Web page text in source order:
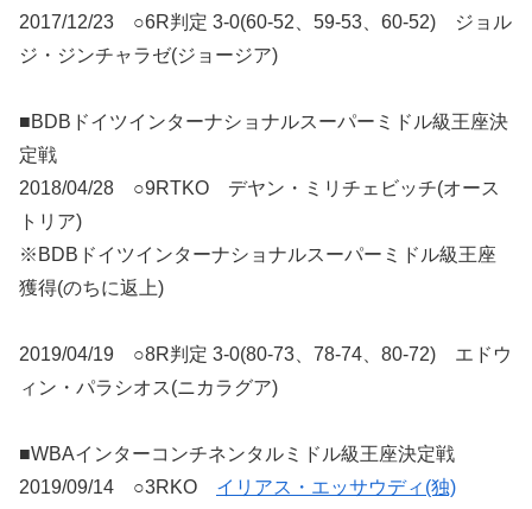
2017/12/23 ○6R判定 3-0(60-52、59-53、60-52) ジョル
ジ・ジンチャラゼ(ジョージア)
■BDBドイツインターナショナルスーパーミドル級王座決
定戦
2018/04/28 ○9RTKO デヤン・ミリチェビッチ(オース
トリア)
※BDBドイツインターナショナルスーパーミドル級王座
獲得(のちに返上)
2019/04/19 ○8R判定 3-0(80-73、78-74、80-72) エドウ
ィン・パラシオス(ニカラグア)
■WBAインターコンチネンタルミドル級王座決定戦
2019/09/14 ○3RKO イリアス・エッサウディ(独)